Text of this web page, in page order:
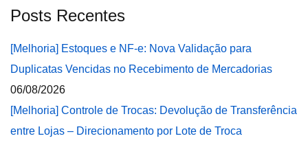
Posts Recentes
[Melhoria] Estoques e NF-e: Nova Validação para
Duplicatas Vencidas no Recebimento de Mercadorias
06/08/2026
[Melhoria] Controle de Trocas: Devolução de Transferência
entre Lojas – Direcionamento por Lote de Troca